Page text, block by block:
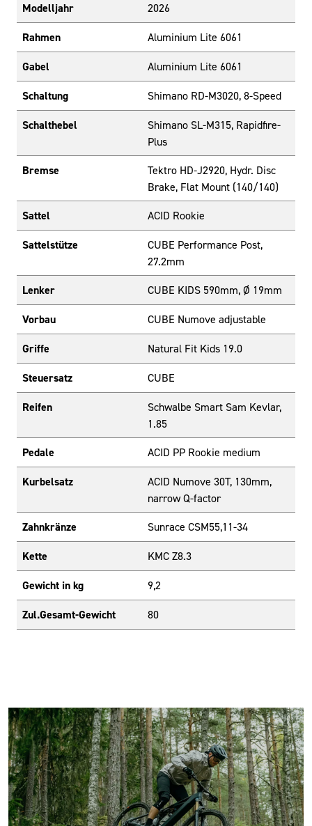
Modelljahr 2026
Rahmen Aluminium Lite 6061
Gabel Aluminium Lite 6061
Schaltung Shimano RD-M3020, 8-Speed
Schalthebel
Shimano SL-M315, Rapidfire-
Plus
Bremse
Tektro HD-J2920, Hydr. Disc
Brake, Flat Mount (140/140)
Sattel ACID Rookie
Sattelstütze
CUBE Performance Post,
27.2mm
Lenker CUBE KIDS 590mm, Ø 19mm
Vorbau CUBE Numove adjustable
Griffe Natural Fit Kids 19.0
Steuersatz CUBE
Reifen
Schwalbe Smart Sam Kevlar,
1.85
Pedale ACID PP Rookie medium
Kurbelsatz
ACID Numove 30T, 130mm,
narrow Q-factor
Zahnkränze Sunrace CSM55,11-34
Kette KMC Z8.3
Gewicht in kg 9,2
Zul.Gesamt-Gewicht 80